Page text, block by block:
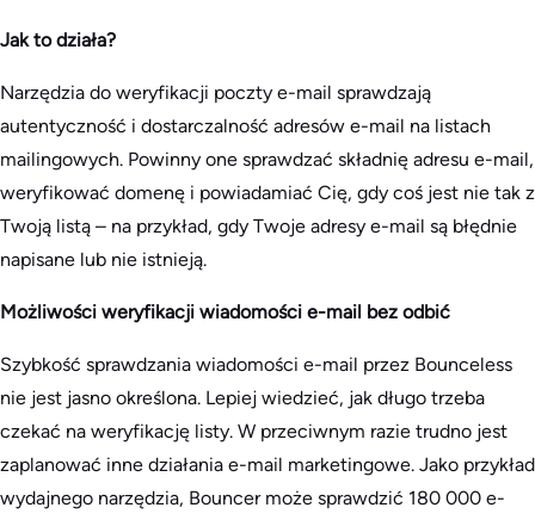
Jak to działa?
Narzędzia do weryfikacji poczty e-mail sprawdzają
autentyczność i dostarczalność adresów e-mail na listach
mailingowych. Powinny one sprawdzać składnię adresu e-mail,
weryfikować domenę i powiadamiać Cię, gdy coś jest nie tak z
Twoją listą – na przykład, gdy Twoje adresy e-mail są błędnie
napisane lub nie istnieją.
Możliwości weryfikacji wiadomości e-mail bez odbić
Szybkość sprawdzania wiadomości e-mail przez Bounceless
nie jest jasno określona. Lepiej wiedzieć, jak długo trzeba
czekać na weryfikację listy. W przeciwnym razie trudno jest
zaplanować inne działania e-mail marketingowe. Jako przykład
wydajnego narzędzia, Bouncer może sprawdzić 180 000 e-